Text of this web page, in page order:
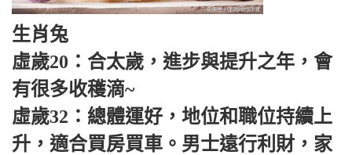
生肖兔
虛歲20：合太歲，進步與提升之年，會
有很多收穫滴~
虛歲32：總體運好，地位和職位持續上
升，適合買房買車。男士遠行利財，家